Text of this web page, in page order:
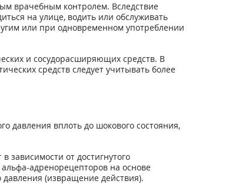
врачебным контролем. Вследствие
на улице, водить или обслуживать
или при одновременном употреблении
и сосудорасширяющих средств. В
средств следует учитывать более
давления вплоть до шокового состояния,
от достигнутого
адренорецепторов на основе
(извращение действия).